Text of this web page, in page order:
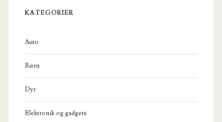
KATEGORIER
Auto
Børn
Dyr
Elektronik og gadgets